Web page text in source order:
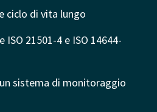
ciclo di vita lungo
21501-4 e ISO 14644-
sistema di monitoraggio